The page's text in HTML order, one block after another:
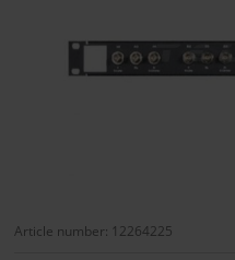
Article number: 12264225